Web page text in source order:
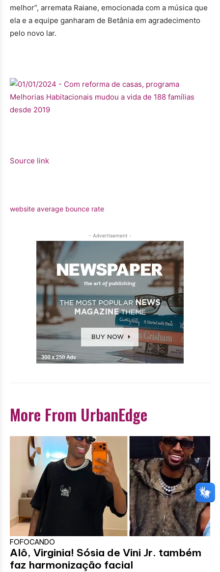
melhor”, arremata Raiane, emocionada com a música que
ela e a equipe ganharam de Betânia em agradecimento
pelo novo lar.
Source link
website average bounce rate
- Advertisement -
More From UrbanEdge
FOFOCANDO
Alô, Virginia! Sósia de Vini Jr. também
faz harmonização facial